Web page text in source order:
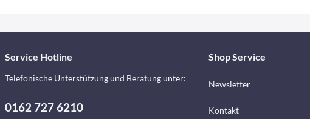
Service Hotline
Telefonische Unterstützung und Beratung unter:
0162 727 6210
Shop Service
Newsletter
Kontakt